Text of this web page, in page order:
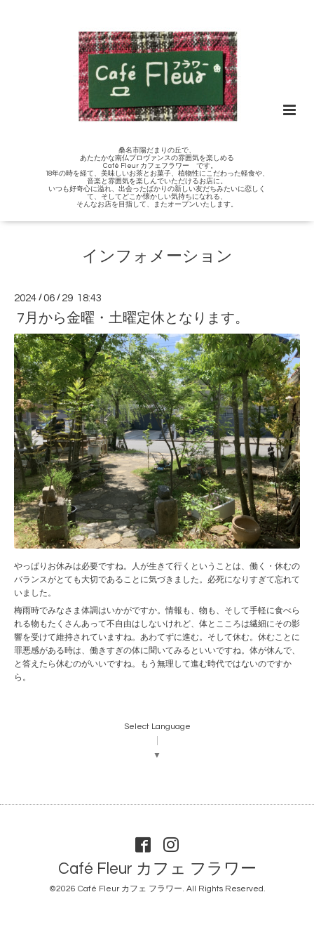
桑名市陽だまりの丘で、
あたたかな南仏プロヴァンスの雰囲気を楽しめる
Café Fleur カフェフラワー です。
18年の時を経て、美味しいお茶とお菓子、植物性にこだわった軽食や、
音楽と雰囲気を楽しんでいただけるお店に。
いつも好奇心に溢れ、出会ったばかりの新しい友だちみたいに恋しく
て、そしてどこか懐かしい気持ちになれる、
そんなお店を目指して、またオープンいたします。
インフォメーション
2024 /06 / 29 18:43
7月から金曜・土曜定休となります。
やっぱりお休みは必要ですね。人が生きて行くということは、働く・休むの
バランスがとても大切であることに気づきました。必死になりすぎて忘れて
いました。
梅雨時でみなさま体調はいかがですか。情報も、物も、そして手軽に食べら
れる物もたくさんあって不自由はしないけれど、体とこころは繊細にその影
響を受けて維持されていますね。あわてずに進む。そして休む。休むことに
罪悪感がある時は、働きすぎの体に聞いてみるといいですね。体が休んで、
と答えたら休むのがいいですね。もう無理して進む時代ではないのですか
ら。
Select Language
▼
Café Fleur カフェ フラワー
©2026 Café Fleur カフェ フラワー. All Rights Reserved.